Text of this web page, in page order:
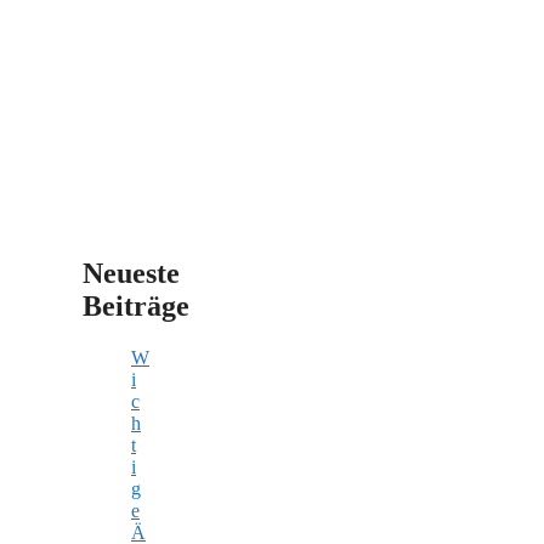
Neueste
Beiträge
W
i
c
h
t
i
g
e
Ä